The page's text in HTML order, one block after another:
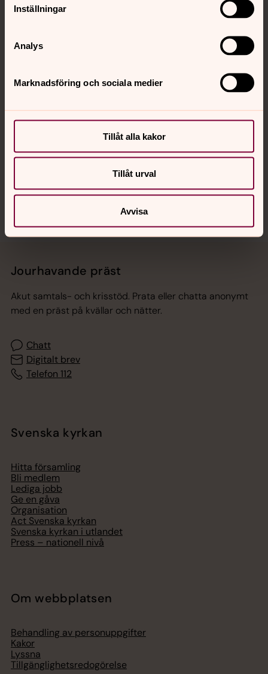
Inställningar
Analys
Marknadsföring och sociala medier
Tillåt alla kakor
Tillåt urval
Avvisa
Kontakt
Kalender
Jourhavande präst
Akut samtals- och krisstöd. Prata eller chatta anonymt
med en präst på kvällar och nätter.
Chatt
Digitalt brev
Telefon 112
Svenska kyrkan
Hitta församling
Bli medlem
Lediga jobb
Ge en gåva
Organisation
Act Svenska kyrkan
Svenska kyrkan i utlandet
Press – nationell nivå
Om webbplatsen
Behandling av personuppgifter
Kakor
Lyssna
Tillgänglighetsredogörelse